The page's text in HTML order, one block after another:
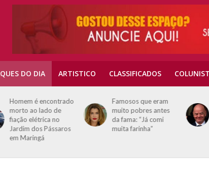
DO DIA ARTISTICO CLASSIFICADOS
Homem é encontrado
morto ao lado de
fiação elétrica no
Jardim dos Pássaros
em Maringá
Famosos que eram
muito pobres antes
da fama: “Já comi
muita farinha”